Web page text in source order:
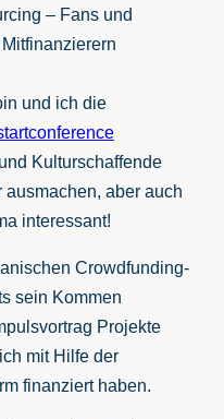
– Fans und
und ich die
Kulturschaffende
aber auch
interessant!
Crowdfunding-
sein Kommen
Projekte
mit Hilfe der
finanziert haben.